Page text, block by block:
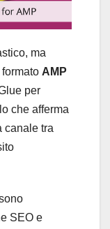
ma
formato AMP
per
che afferma
canale tra
SEO e